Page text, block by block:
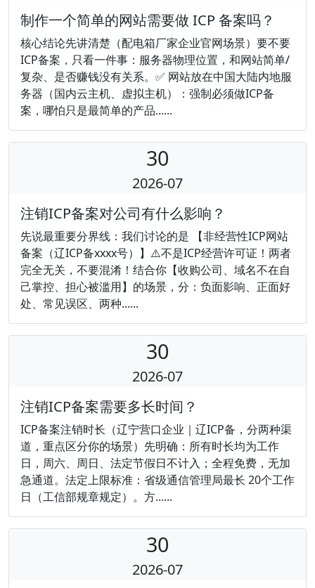
制作一个简单的网站需要做 ICP 备案吗？
核心结论先讲清楚（配电箱厂家企业官网场景）要不要
ICP备案，只看一件事：服务器物理位置，和网站简单/
复杂、是否赚钱没有关系。✅ 网站放在中国大陆内地服
务器（国内云主机、虚拟主机）：强制必须做ICP备
案，哪怕只是最简单的产品......
30
2026-07
注销ICP备案对公司有什么影响？
先说最重要分界线：我们讨论的是 【非经营性ICP网站
备案（辽ICP备xxxx号）】⚠️不是ICP经营许可证！两者
完全无关，不要混淆！结合你【收购公司、域名不在自
己掌控、担心被滥用】的场景，分：负面影响、正面好
处、常见误区、两种......
30
2026-07
注销ICP备案需要多长时间？
ICP备案注销时长（辽宁营口企业｜辽ICP备，分两种渠
道，重点区分你的场景）先明确：所有时长均为工作
日，周六、周日、法定节假日不计入；全程免费，无加
急通道。法定上限标准：省级通信管理局最长 20个工作
日（工信部规章规定）。方......
30
2026-07